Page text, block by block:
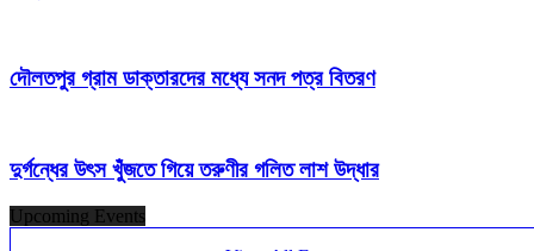
দৌলতপুর গ্রাম ডাক্তারদের মধ্যে সনদ পত্র বিতরণ
দুর্গন্ধের উৎস খুঁজতে গিয়ে তরুণীর গলিত লাশ উদ্ধার
Upcoming Events